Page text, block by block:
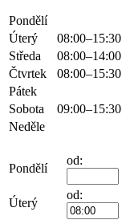
Pondělí
Úterý
08:00–15:30
Středa
08:00–14:00
Čtvrtek
08:00–15:30
Pátek
Sobota
09:00–15:30
Neděle
Pondělí
od:
Úterý
od: